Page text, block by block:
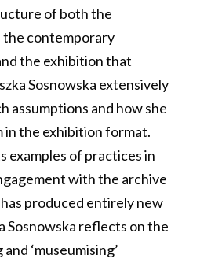
of both the
the contemporary
the exhibition that
Sosnowska extensively
assumptions and how she
in the exhibition format.
examples of practices in
with the archive
produced entirely new
Sosnowska reflects on the
‘museumising’